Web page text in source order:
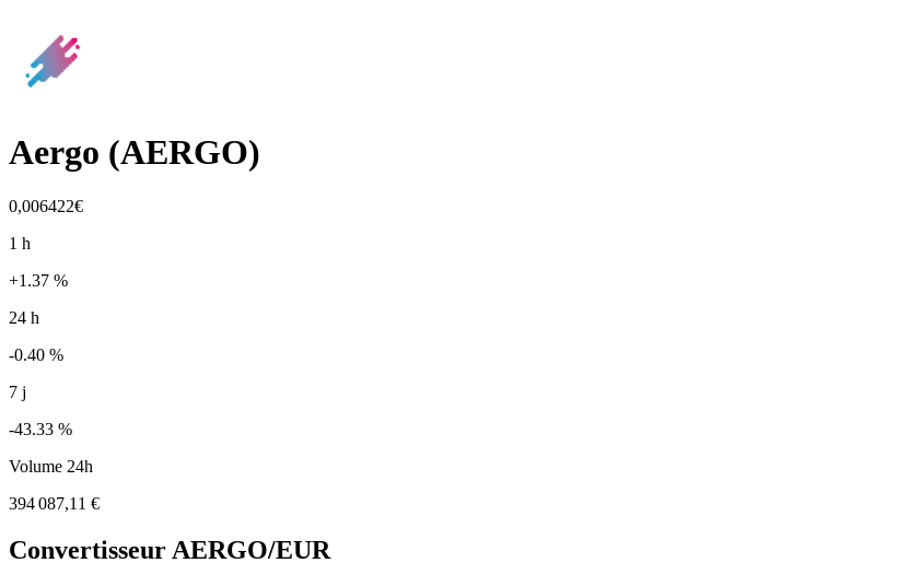
Aergo (AERGO)
0,006422€
1 h
+1.37 %
24 h
-0.40 %
7 j
-43.33 %
Volume 24h
394 087,11 €
Convertisseur AERGO/EUR